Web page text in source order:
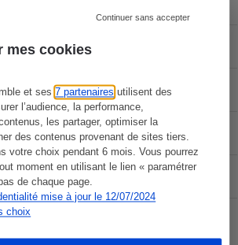
mes cookies
et ses7 partenaires utilisent des
l’audience, la performance,
les partager, optimiser la
des contenus provenant de sites tiers.
votre choix pendant 6 mois. Vous pourrez
moment en utilisant le lien « paramétrer
de chaque page.
mise à jour le 12/07/2024
choix
Continuer sans accepter
50L
€ 96,40 € 134,96 €
€ 106,40 € 148,96 €
€ 100,90 €
€